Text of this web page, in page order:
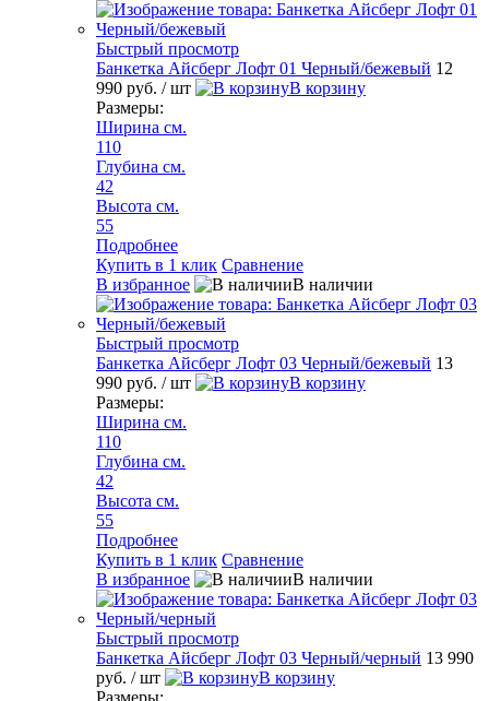
Быстрый просмотр
Банкетка Айсберг Лофт 01 Черный/бежевый 12
990 руб. / шт
В корзину
Размеры:
Ширина см.
110
Глубина см.
42
Высота см.
55
Подробнее
Купить в 1 клик Сравнение
В избранное
В наличии
Быстрый просмотр
Банкетка Айсберг Лофт 03 Черный/бежевый 13
990 руб. / шт
В корзину
Размеры:
Ширина см.
110
Глубина см.
42
Высота см.
55
Подробнее
Купить в 1 клик Сравнение
В избранное
В наличии
Быстрый просмотр
Банкетка Айсберг Лофт 03 Черный/черный 13 990
руб. / шт
В корзину
Размеры: